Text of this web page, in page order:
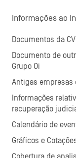
Informações ao
Documentos da
Documento de
Grupo Oi
Antigas empresas
Informações
recuperação
Calendário de
Gráficos e
Cobertura de